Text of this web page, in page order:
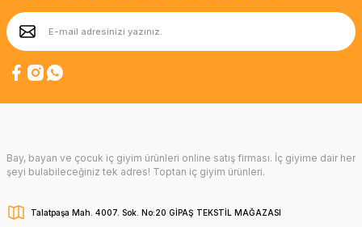
Bay, bayan ve çocuk iç giyim ürünleri online satış firması. İç giyime dair her
şeyi bulabileceğiniz tek adres! Toptan iç giyim ürünleri.
Talatpaşa Mah. 4007. Sok. No:20 GİPAŞ TEKSTİL MAĞAZASI